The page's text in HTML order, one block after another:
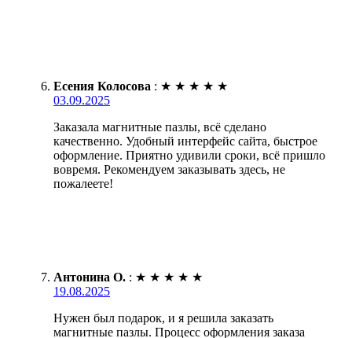
Есения Колосова : ★ ★ ★ ★ ★
03.09.2025
Заказала магнитные пазлы, всё сделано
качественно. Удобный интерфейс сайта, быстрое
оформление. Приятно удивили сроки, всё пришло
вовремя. Рекомендуем заказывать здесь, не
пожалеете!
Антонина О. : ★ ★ ★ ★ ★
19.08.2025
Нужен был подарок, и я решила заказать
магнитные пазлы. Процесс оформления заказа